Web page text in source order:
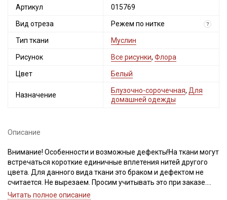
Артикул 015769
Вид отреза Режем по нитке ?
Тип ткани Муслин
Рисунок Все рисунки, Флора
Цвет Белый
Назначение
Блузочно-сорочечная, Для
домашней одежды
Описание
Внимание! Особенности и возможные дефекты!На ткани могут
встречаться короткие единичные вплетения нитей другого
цвета. Для данного вида ткани это браком и дефектом не
считается. Не вырезаем. Просим учитывать это при заказе.
Ткань режут по клетке(по нитке), чтобы избежать перекосов
Читать полное описание